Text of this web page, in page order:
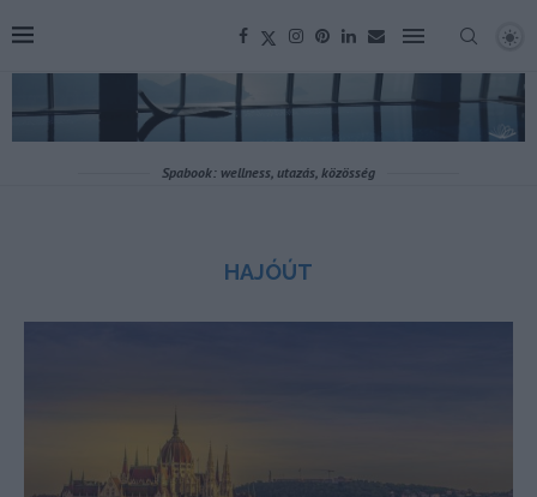
Spabook: wellness, utazás, közösség
HAJÓÚT